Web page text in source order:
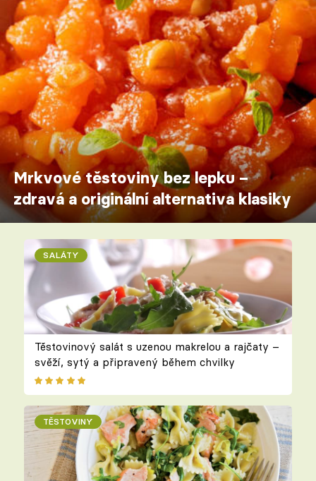
Mrkvové těstoviny bez lepku –
zdravá a originální alternativa klasiky
SALÁTY
Těstovinový salát s uzenou makrelou a rajčaty –
svěží, sytý a připravený během chvilky
TĚSTOVINY